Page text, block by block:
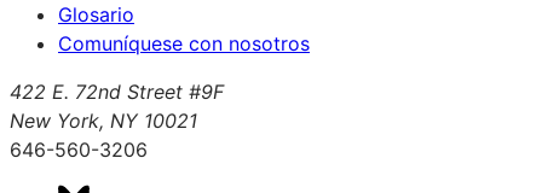
Glosario
Comuníquese con nosotros
422 E. 72nd Street #9F
New York, NY 10021
646-560-3206